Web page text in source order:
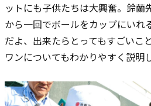
ットにも子供たちは大興奮。鈴蘭
から一回でボールをカップにいれ
だよ、出来たらとってもすごいこ
ワンについてもわかりやすく説明